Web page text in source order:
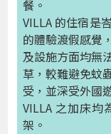
餐。
VILLA 的住宿是
的體驗渡假感覺
及設施方面均無
草，較難避免蚊
受，並深受外國
VILLA 之加床均
架。